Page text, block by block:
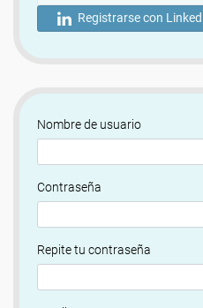
Registrarse con
Nombre de usuario
Contraseña
Repite tu contraseña